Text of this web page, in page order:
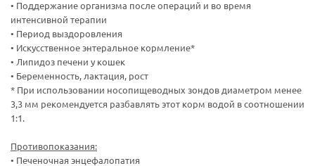
• Поддержание организма после операций и во время
интенсивной терапии
• Период выздоровления
• Искусственное энтеральное кормление*
• Липидоз печени у кошек
• Беременность, лактация, рост
* При использовании носопищеводных зондов диаметром менее
3,3 мм рекомендуется разбавлять этот корм водой в соотношении
1:1.
Противопоказания:
• Печеночная энцефалопатия